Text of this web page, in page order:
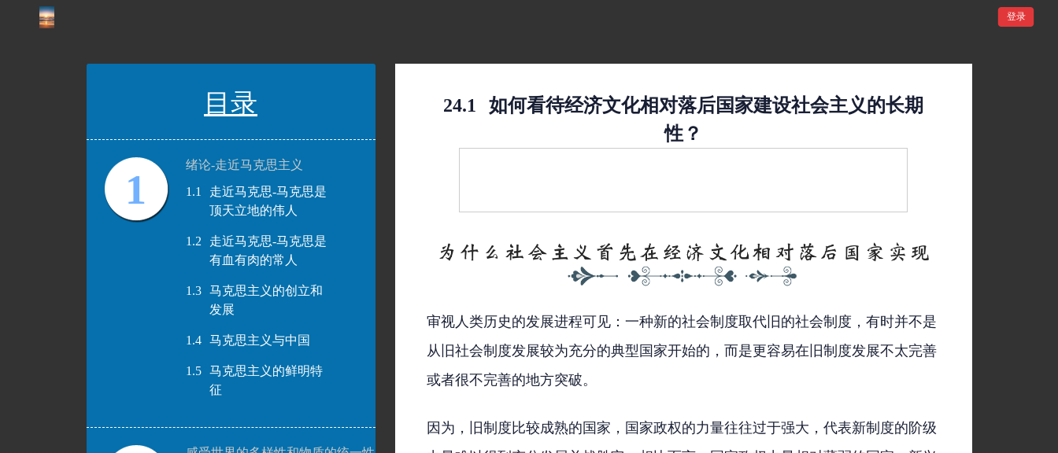
登录
目录
1
绪论-走近马克思主义
1.1
走近马克思-马克思是
顶天立地的伟人
1.2
走近马克思-马克思是
有血有肉的常人
1.3
马克思主义的创立和
发展
1.4 马克思主义与中国
1.5
马克思主义的鲜明特
征
24.1
如何看待经济文化相对落后国家建设社会主义的长期
性？
审视人类历史的发展进程可见：一种新的社会制度取代旧的社会制度，有时并不是
从旧社会制度发展较为充分的典型国家开始的，而是更容易在旧制度发展不太完善
或者很不完善的地方突破。
因为，旧制度比较成熟的国家，国家政权的力量往往过于强大，代表新制度的阶级